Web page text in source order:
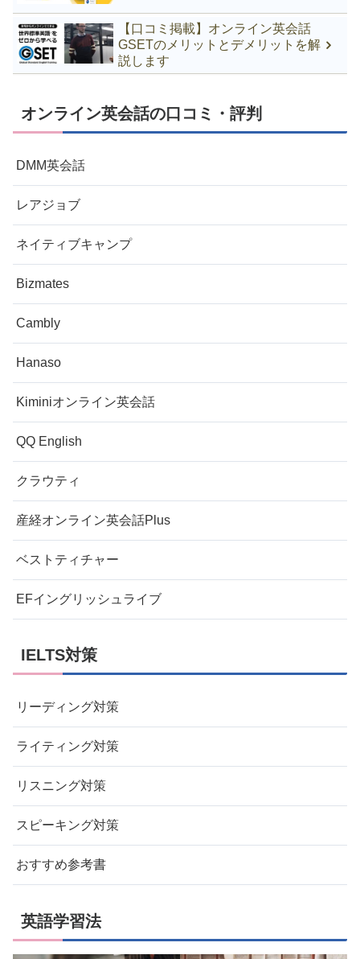
【口コミ掲載】オンライン英会話
GSETのメリットとデメリットを解
説します
オンライン英会話の口コミ・評判
DMM英会話
レアジョブ
ネイティブキャンプ
Bizmates
Cambly
Hanaso
Kiminiオンライン英会話
QQ English
クラウティ
産経オンライン英会話Plus
ベストティチャー
EFイングリッシュライブ
IELTS対策
リーディング対策
ライティング対策
リスニング対策
スピーキング対策
おすすめ参考書
英語学習法